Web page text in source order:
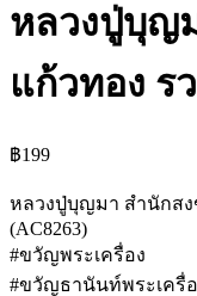
หลวงปู่บุญ
แก้วทอง ร
฿199
หลวงปู่บุญมา สำนักสง
(AC8263)
#ขวัญพระเครื่อง
#ขวัญธานันท์พระเครื่